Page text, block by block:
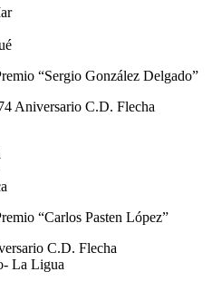
“Sergio González Delgado”
Aniversario C.D. Flecha
“Carlos Pasten López”
C.D. Flecha
La Ligua